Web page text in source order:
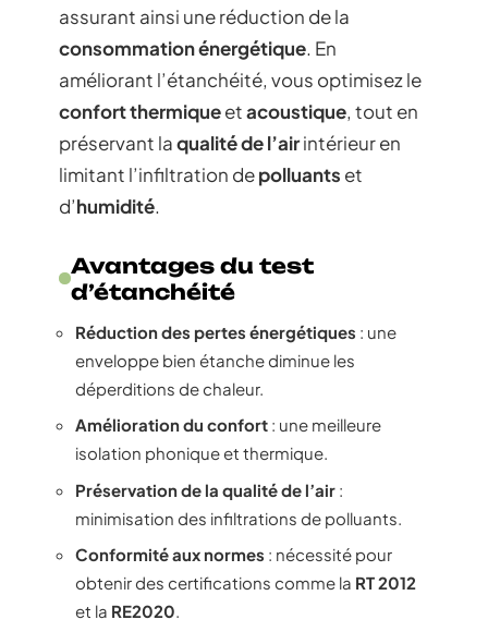
assurant ainsi une réduction de la
consommation énergétique. En
améliorant l’étanchéité, vous optimisez le
confort thermiqueetacoustique, tout en
préservant laqualité de l’airintérieur en
limitant l’infiltration depolluants et
d’humidité.
Avantages du test
d’étanchéité
Réduction des pertes énergétiques : une
enveloppe bien étanche diminue les
déperditions de chaleur.
Amélioration du confort : une meilleure
isolation phonique et thermique.
Préservation de la qualité de l’air :
minimisation des infiltrations de polluants.
Conformité aux normes : nécessité pour
obtenir des certifications comme la RT 2012
et la RE2020.